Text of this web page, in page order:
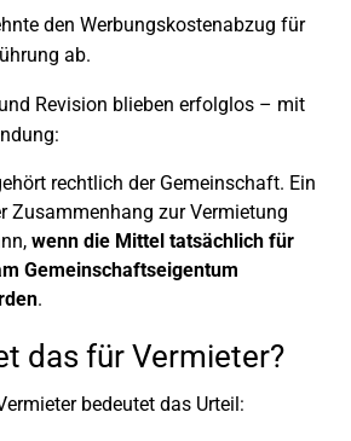
den Werbungskostenabzug für
ab.
Revision blieben erfolglos – mit
rechtlich der Gemeinschaft. Ein
Zusammenhang zur Vermietung
wenn die Mittel tatsächlich für
Gemeinschaftseigentum
.
das für Vermieter?
bedeutet das Urteil: